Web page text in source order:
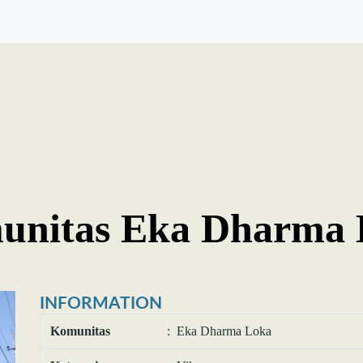
Eka Dharma
INFORMATION
Komunitas : Eka Dharma Loka